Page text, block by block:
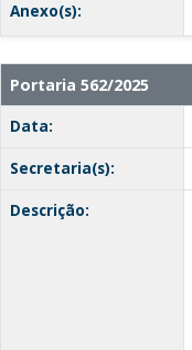
Anexo(s):
Portaria 562/2025
Data:
Secretaria(s):
Descrição: